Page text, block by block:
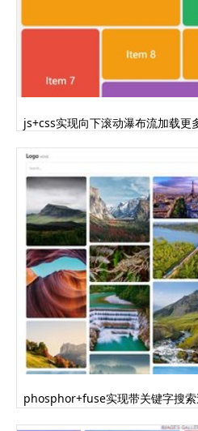
js+css实现向下滚动瀑布流加载更
phosphor+fuse实现带关键字搜